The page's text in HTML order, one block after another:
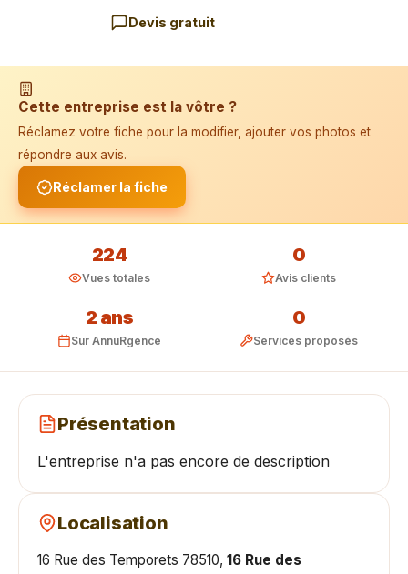
Devis gratuit
Cette entreprise est la vôtre ?
Réclamez votre fiche pour la modifier, ajouter vos photos et
répondre aux avis.
Réclamer la fiche
224
Vues totales
0
Avis clients
2 ans
Sur AnnuRgence
0
Services proposés
Présentation
L'entreprise n'a pas encore de description
Localisation
16 Rue des Temporets 78510, 16 Rue des